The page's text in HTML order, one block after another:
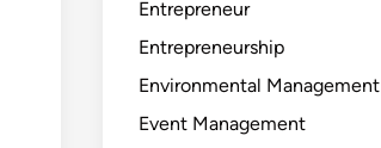
Entrepreneur
Entrepreneurship
Environmental Management
Event Management